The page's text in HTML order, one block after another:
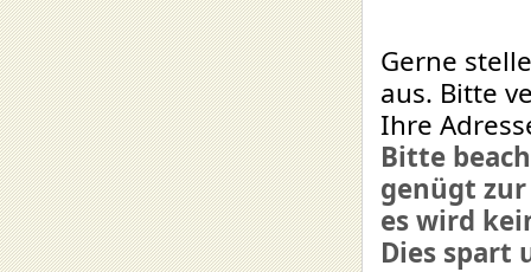
Gerne
aus. Bitte
Ihre
Bitte
genügt
es wird
Dies spart